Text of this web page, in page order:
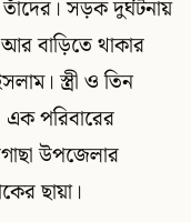
সড়ক দুর্ঘটনায়
আর বাড়িতে থাকার
স্ত্রী ও তিন
এক পরিবারের
উপজেলার
ছায়া।